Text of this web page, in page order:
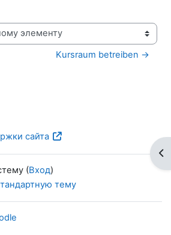
элементу
Kursraum betreiben →
сайта
(Вход)
тему